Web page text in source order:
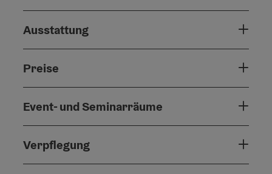
Ausstattung
Preise
Event- und Seminarräume
Verpflegung